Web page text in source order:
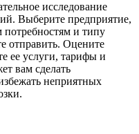
исследование
Выберите предприятие,
потребностям и типу
отправить. Оцените
ее услуги, тарифы и
вам сделать
неприятных